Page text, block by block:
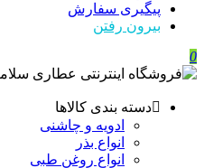
پیگیری سفارش
بیرون رفتن
0
دسته بندی کالاها
ادویه و چاشنی
انواع بذر
انواع روغن طبی